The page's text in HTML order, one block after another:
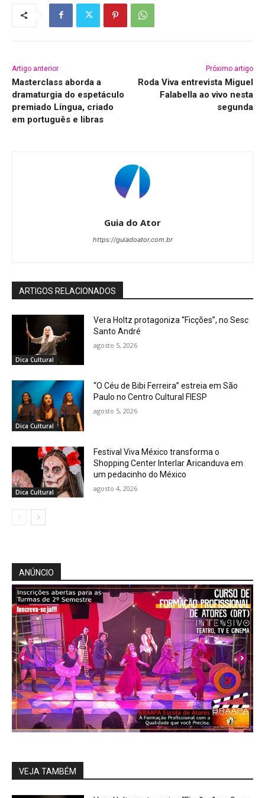
Artigo anterior
Masterclass aborda a
dramaturgia do espetáculo
premiado Língua, criado
em português e libras
Próximo artigo
Roda Viva entrevista Miguel
Falabella ao vivo nesta
segunda
Guia do Ator
https://guiadoator.com.br
ARTIGOS RELACIONADOS
Dica Cultural
Vera Holtz protagoniza “Ficções”, no Sesc
Santo André
agosto 5, 2026
Dica Cultural
“O Céu de Bibi Ferreira” estreia em São
Paulo no Centro Cultural FIESP
agosto 5, 2026
Dica Cultural
Festival Viva México transforma o
Shopping Center Interlar Aricanduva em
um pedacinho do México
agosto 4, 2026
ANÚNCIO
VEJA TAMBÉM